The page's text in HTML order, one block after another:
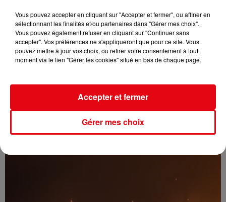
Nuits des étoiles 2026 : trois soirées pour observer le ciel et...
Vous pouvez accepter en cliquant sur "Accepter et fermer", ou affiner en
sélectionnant les finalités et/ou partenaires dans "Gérer mes choix".
Vous pouvez également refuser en cliquant sur "Continuer sans
accepter". Vos préférences ne s'appliqueront que pour ce site. Vous
pouvez mettre à jour vos choix, ou retirer votre consentement à tout
moment via le lien "Gérer les cookies" situé en bas de chaque page.
Gérer mes choix
Accepter et fermer